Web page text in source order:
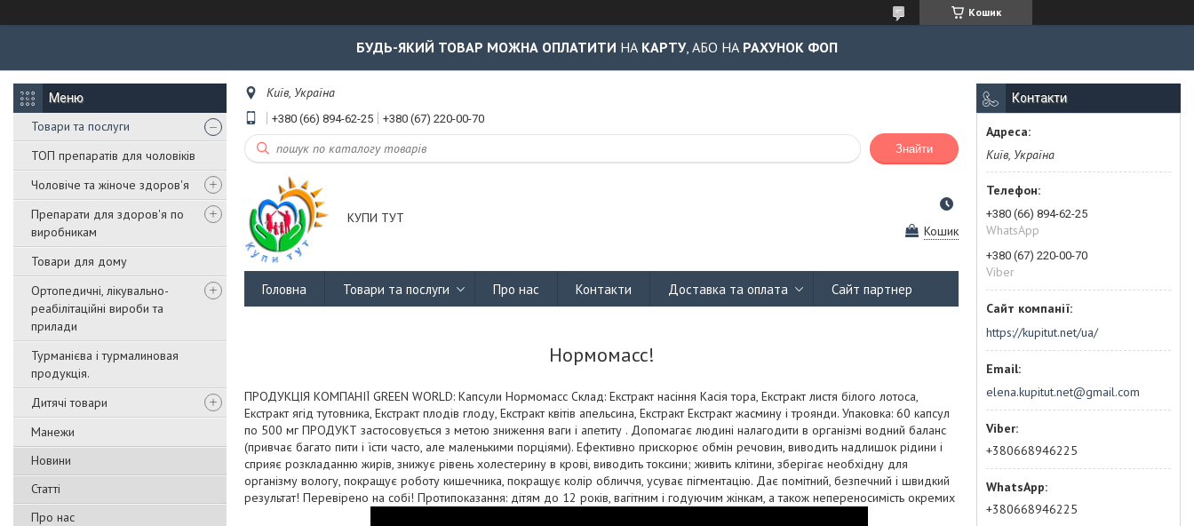
Кошик
БУДЬ-ЯКИЙ ТОВАР МОЖНА ОПЛАТИТИ НА КАРТУ, АБО НА РАХУНОК ФОП
Товари та послуги
ТОП препаратів для чоловіків
Чоловіче та жіноче здоров'я
Препарати для здоров'я по
виробникам
Товари для дому
Ортопедичні, лікувально-
реабілітаційні вироби та
прилади
Турманієва і турмалиновая
продукція.
Дитячі товари
Манежи
Новини
Статті
Про нас
Київ, Україна
+380 (66) 894-62-25 +380 (67) 220-00-70
Знайти
КУПИ ТУТ
Кошик
Головна Товари та послуги Про нас Контакти Доставка та оплата Сайт партнер
Нормомасс!
ПРОДУКЦІЯ КОМПАНІЇ GREEN WORLD: Капсули Нормомасс Склад: Екстракт насіння Касія тора, Екстракт листя білого лотоса,
Екстракт ягід тутовника, Екстракт плодів глоду, Екстракт квітів апельсина, Екстракт Екстракт жасмину і троянди. Упаковка: 60 капсул
по 500 мг ПРОДУКТ застосовується з метою зниження ваги і апетиту . Допомагає людині налагодити в організмі водний баланс
(привчає багато пити і їсти часто, але маленькими порціями). Ефективно прискорює обмін речовин, виводить надлишок рідини і
сприяє розкладанню жирів, знижує рівень холестерину в крові, виводить токсини; живить клітини, зберігає необхідну для
організму вологу, покращує роботу кишечника, покращує колір обличчя, усуває пігментацію. Дає помітний, безпечний і швидкий
результат! Перевірено на собі! Протипоказання: дітям до 12 років, вагітним і годуючим жінкам, а також непереносимість окремих
Контакти
Київ, Україна
+380 (66) 894-62-25
WhatsApp
+380 (67) 220-00-70
Viber
https://kupitut.net/ua/
elena.kupitut.net@gmail.com
+380668946225
+380668946225